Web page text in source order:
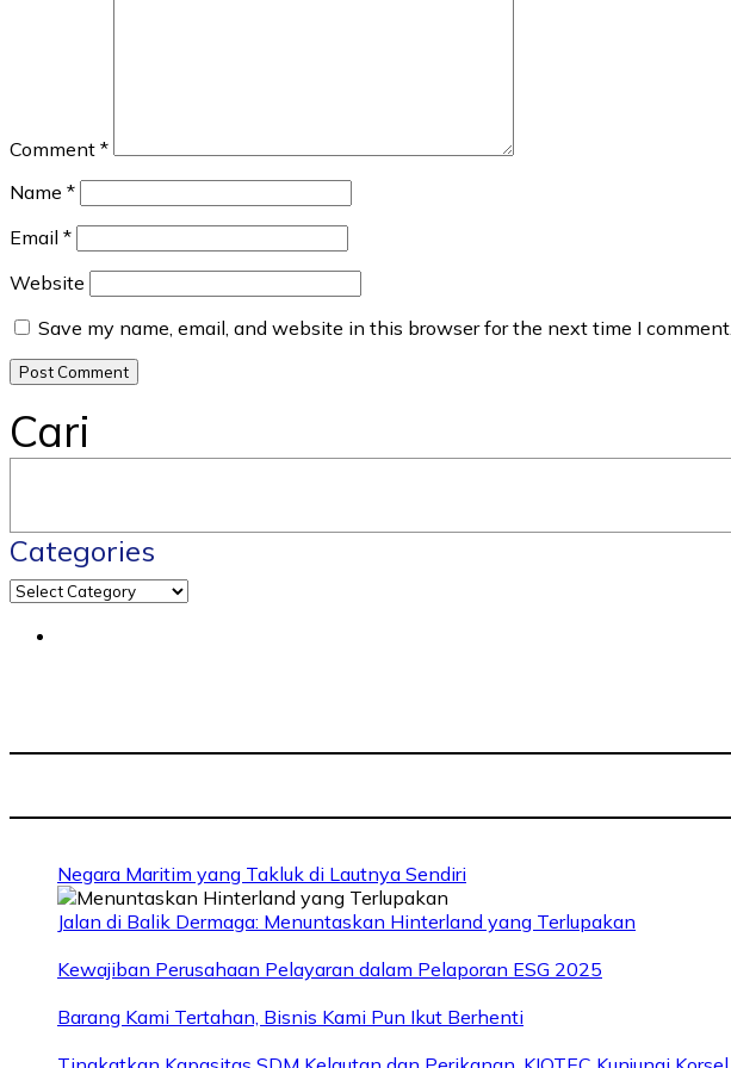
Comment *
Name *
Email *
Website
Save my name, email, and website in this browser for the next time I comment.
Cari
Categories
Negara Maritim yang Takluk di Lautnya Sendiri
Jalan di Balik Dermaga: Menuntaskan Hinterland yang Terlupakan
Kewajiban Perusahaan Pelayaran dalam Pelaporan ESG 2025
Barang Kami Tertahan, Bisnis Kami Pun Ikut Berhenti